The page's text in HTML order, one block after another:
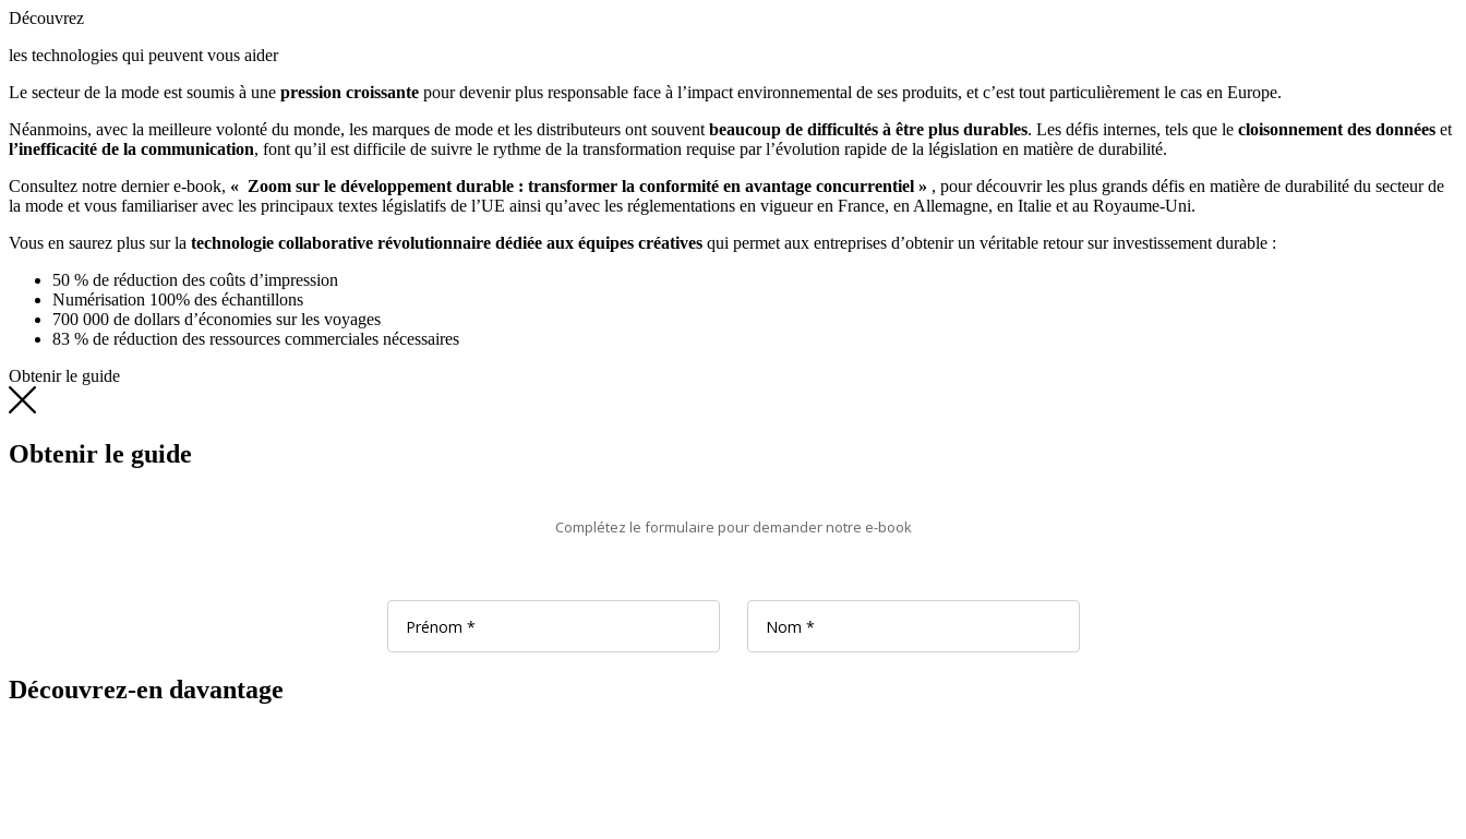
Découvrez
les technologies qui peuvent vous aider
Le secteur de la mode est soumis à une pression croissante pour devenir plus responsable face à l’impact environnemental de ses produits, et c’est tout particulièrement le cas en Europe.
Néanmoins, avec la meilleure volonté du monde, les marques de mode et les distributeurs ont souvent beaucoup de difficultés à être plus durables. Les défis internes, tels que le cloisonnement des données et
l’inefficacité de la communication, font qu’il est difficile de suivre le rythme de la transformation requise par l’évolution rapide de la législation en matière de durabilité.
Consultez notre dernier e-book, « Zoom sur le développement durable : transformer la conformité en avantage concurrentiel » , pour découvrir les plus grands défis en matière de durabilité du secteur de
la mode et vous familiariser avec les principaux textes législatifs de l’UE ainsi qu’avec les réglementations en vigueur en France, en Allemagne, en Italie et au Royaume-Uni.
Vous en saurez plus sur la technologie collaborative révolutionnaire dédiée aux équipes créatives qui permet aux entreprises d’obtenir un véritable retour sur investissement durable :
50 % de réduction des coûts d’impression
Numérisation 100% des échantillons
700 000 de dollars d’économies sur les voyages
83 % de réduction des ressources commerciales nécessaires
Obtenir le guide
Obtenir le guide
Découvrez-en davantage